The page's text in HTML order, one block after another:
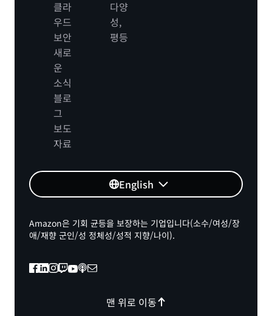
클라
우드
보안
새로
운
소식
블로
그
보도
자료
다양
성,
평등
English
맨 위로 이동
Amazon은 기회 균등을 보장하는 기업입니다(소수/여성/장
애/재향 군인/성 정체성/성적 지향/나이).